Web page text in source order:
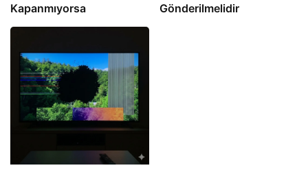
Kapanmıyorsa
Gönderilmelidir